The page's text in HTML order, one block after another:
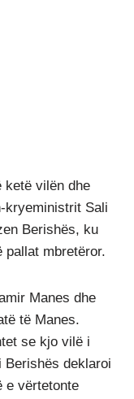
ketë vilën dhe
kryeministrit Sali
Berishës, ku
pallat mbretëror.
Manes dhe
të Manes.
se kjo vilë i
Berishës deklaroi
e vërtetonte